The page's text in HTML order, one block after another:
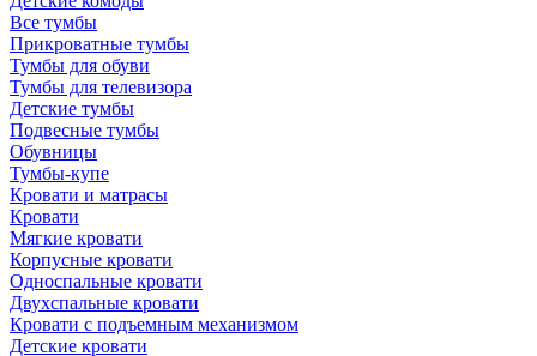
Все тумбы
Прикроватные тумбы
Тумбы для обуви
Тумбы для телевизора
Детские тумбы
Подвесные тумбы
Обувницы
Тумбы-купе
Кровати и матрасы
Кровати
Мягкие кровати
Корпусные кровати
Односпальные кровати
Двухспальные кровати
Кровати с подъемным механизмом
Детские кровати